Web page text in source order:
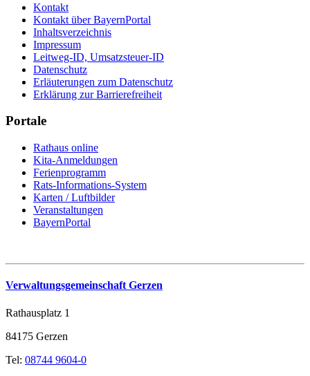
Kontakt
Kontakt über BayernPortal
Inhaltsverzeichnis
Impressum
Leitweg-ID, Umsatzsteuer-ID
Datenschutz
Erläuterungen zum Datenschutz
Erklärung zur Barrierefreiheit
Portale
Rathaus online
Kita-Anmeldungen
Ferienprogramm
Rats-Informations-System
Karten / Luftbilder
Veranstaltungen
BayernPortal
Verwaltungsgemeinschaft Gerzen
Rathausplatz 1
84175 Gerzen
Tel: 08744 9604-0